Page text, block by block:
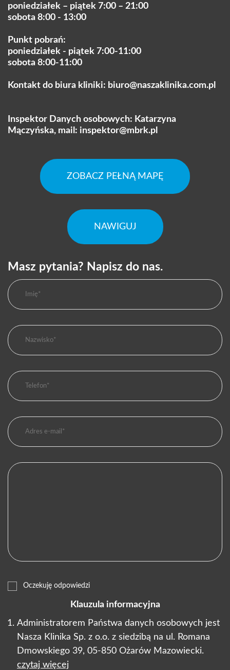
poniedziałek – piątek 7:00 – 21:00
sobota 8:00 - 13:00
Punkt pobrań:
poniedziałek - piątek 7:00-11:00
sobota 8:00-11:00
Kontakt do biura kliniki: biuro@naszaklinika.com.pl
Inspektor Danych osobowych: Katarzyna
Mączyńska, mail: inspektor@mbrk.pl
ZOBACZ PEŁNĄ MAPĘ
NAWIGUJ
Masz pytania? Napisz do nas.
Oczekuję odpowiedzi
Klauzula informacyjna
Administratorem Państwa danych osobowych jest
Nasza Klinika Sp. z o.o. z siedzibą na ul. Romana
Dmowskiego 39, 05-850 Ożarów Mazowiecki.
czytaj więcej